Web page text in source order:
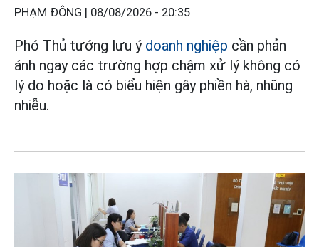
PHẠM ĐÔNG | 08/08/2026 - 20:35
Phó Thủ tướng lưu ý doanh nghiệp cần phản
ánh ngay các trường hợp chậm xử lý không có
lý do hoặc là có biểu hiện gây phiền hà, nhũng
nhiễu.